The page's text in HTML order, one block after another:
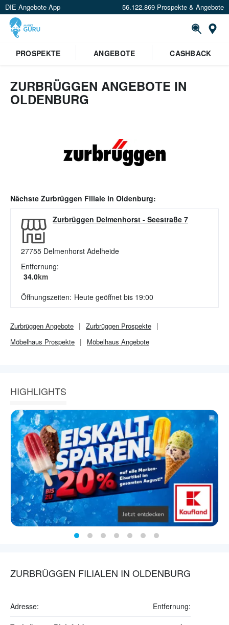
DIE Angebote App 56.122.869 Prospekte & Angebote
PROSPEKTE
ANGEBOTE CASHBACK
ZURBRÜGGEN ANGEBOTE IN
OLDENBURG
Nächste Zurbrüggen Filiale in Oldenburg:
Zurbrüggen Delmenhorst - Seestraße 7
27755 Delmenhorst Adelheide
Entfernung:
34.0km
Öffnungszeiten: Heute geöffnet bis 19:00
Zurbrüggen Angebote Zurbrüggen Prospekte
Möbelhaus Prospekte Möbelhaus Angebote
HIGHLIGHTS
ZURBRÜGGEN FILIALEN IN OLDENBURG
Adresse: Entfernung: